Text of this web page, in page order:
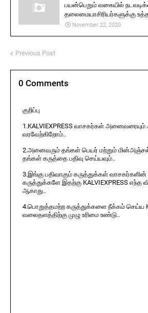
பயன்பெறும் வகையில்
தலைமையாசிரியர்களுக்கு
November 22, 2020
Previous Post
0 Comments
குறிப்பு
1.KALVIEXPRESS வாசகர்கள்
வரவேற்கிறோம்..
2.அனைவரும் தங்கள் பெயர் மற்றும் மின்அஞ்சல்
தங்கள் கருத்தை பதிவு செய்யவும்..
3.இங்கு பதிவாகும் கருத்துக்கள்
கருத்துக்களே இதற்கு KALVIEXPRESS எந்த
ஆகாது..
4.பொறுத்தமற்ற கருத்துக்களை நீக்கம் செய்ய
வலைதளத்திற்கு முழு உரிமை உண்டு..